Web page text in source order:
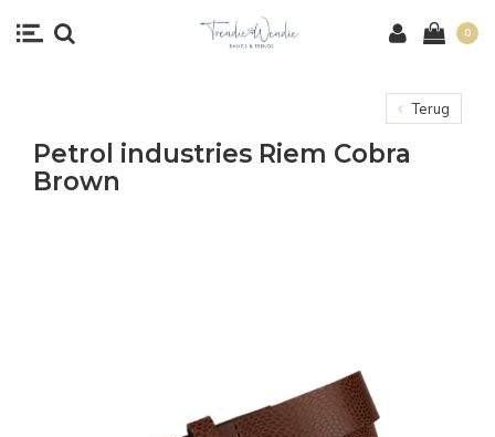
0
Terug
Petrol industries Riem Cobra
Brown